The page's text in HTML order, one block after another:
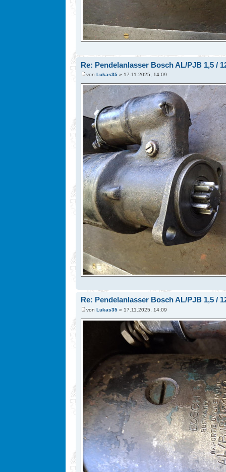
Re: Pendelanlasser Bosch AL/PJB 1,5 /
von Lukas35 » 17.11.2025, 14:09
Re: Pendelanlasser Bosch AL/PJB 1,5 /
von Lukas35 » 17.11.2025, 14:09